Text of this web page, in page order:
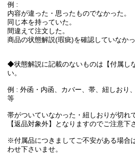
例 :
内容が違った・思ったものでなかった。
同じ本を持っていた。
間違えて注文した。
商品の状態解説(瑕疵)を確認していなか
◆状態解説に記載のないものは【付属し
い。
例 : 外函・内函、カバー、帯、紐しおり
等
帯がついていなかった・紐しおりが切れ
【返品対象外】となりますのでご注意下
※付属品につきましてご不安がある場合
わせ下さいませ。